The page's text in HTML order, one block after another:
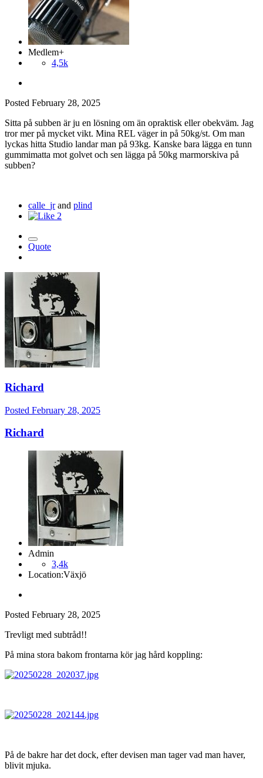
Medlem+
4,5k
Posted February 28, 2025
Sitta på subben är ju en lösning om än opraktisk eller obekväm. Jag
tror mer på mycket vikt. Mina REL väger in på 50kg/st. Om man
lyckas hitta Studio landar man på 93kg. Kanske bara lägga en tunn
gummimatta mot golvet och sen lägga på 50kg marmorskiva på
subben?
calle_jrand plind
2
Quote
Richard
Posted February 28, 2025
Richard
Admin
3,4k
Location:Växjö
Posted February 28, 2025
Trevligt med subtråd!!
På mina stora bakom frontarna kör jag hård koppling:
På de bakre har det dock, efter devisen man tager vad man haver,
blivit mjuka.